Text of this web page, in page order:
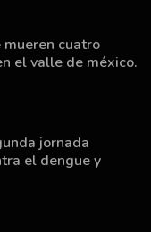
cuatro
el valle de méxico.
jornada
el dengue y